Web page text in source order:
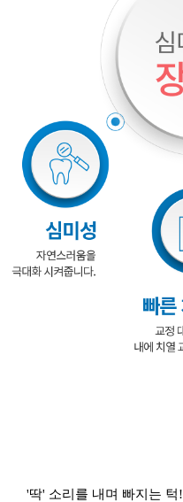
'딱' 소리를 내며 빠지는 턱!